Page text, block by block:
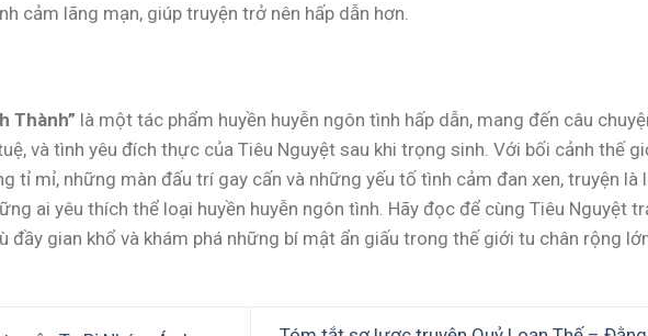
cảm lãng mạn, giúp truyện trở nên hấp dẫn hơn.
Thành” là một tác phẩm huyền huyễn ngôn tình hấp dẫn, mang đến câu
và tình yêu đích thực của Tiêu Nguyệt sau khi trọng sinh. Với bối cảnh thế
tỉ mỉ, những màn đấu trí gay cấn và những yếu tố tình cảm đan xen, truyện là
ai yêu thích thể loại huyền huyễn ngôn tình. Hãy đọc để cùng Tiêu Nguyệt
đầy gian khổ và khám phá những bí mật ẩn giấu trong thế giới tu chân rộng